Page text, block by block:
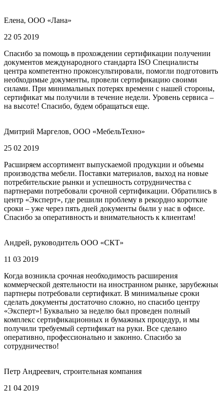
Елена, ООО «Лана»
22 05 2019
Спасибо за помощь в прохождении сертификации получении
документов международного стандарта ISO Специалисты
центра компетентно проконсультировали, помогли подготовить
необходимые документы, провели сертификацию своими
силами. При минимальных потерях времени с нашей стороны,
сертификат мы получили в течение недели. Уровень сервиса –
на высоте! Спасибо, будем обращаться еще.
Дмитрий Маргелов, ООО «МебельТехно»
25 02 2019
Расширяем ассортимент выпускаемой продукции и объемы
производства мебели. Поставки материалов, выход на новые
потребительские рынки и успешность сотрудничества с
партнерами потребовали срочной сертификации. Обратились в
центр «Эксперт», где решили проблему в рекордно короткие
сроки – уже через пять дней документы были у нас в офисе.
Спасибо за оперативность и внимательность к клиентам!
Андрей, руководитель ООО «СКТ»
11 03 2019
Когда возникла срочная необходимость расширения
коммерческой деятельности на иностранном рынке,
партнеры потребовали сертификат. В минимальные сроки
сделать документы достаточно сложно, но спасибо центру
«Эксперт»! Буквально за неделю был проведен полный
комплекс сертификационных и бумажных процедур, и мы
получили требуемый сертификат на руки. Все сделано
оперативно, профессионально и законно. Спасибо за
сотрудничество!
Петр Андреевич, строительная компания
21 04 2019